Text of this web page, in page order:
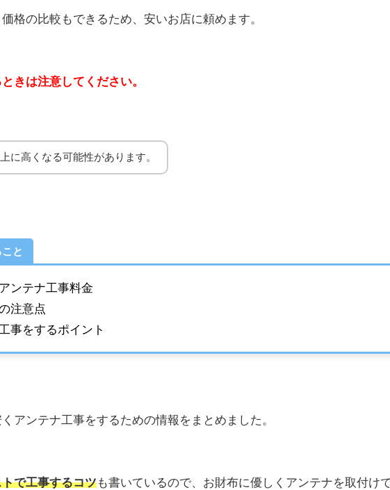
格の比較もできるため、安いお店に頼めます。
きは注意してください。
に高くなる可能性があります。
と
ンテナ工事料金
注意点
事をするポイント
アンテナ工事をするための情報をまとめました。
で工事するコツも書いているので、お財布に優しくアンテナを取付け